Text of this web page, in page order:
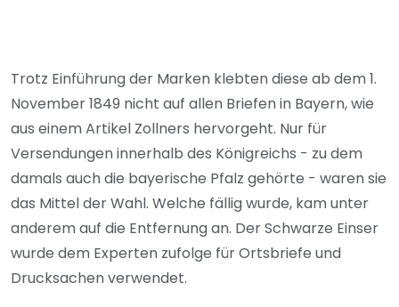
Trotz Einführung der Marken klebten diese ab dem 1.
November 1849 nicht auf allen Briefen in Bayern, wie
aus einem Artikel Zollners hervorgeht. Nur für
Versendungen innerhalb des Königreichs - zu dem
damals auch die bayerische Pfalz gehörte - waren sie
das Mittel der Wahl. Welche fällig wurde, kam unter
anderem auf die Entfernung an. Der Schwarze Einser
wurde dem Experten zufolge für Ortsbriefe und
Drucksachen verwendet.